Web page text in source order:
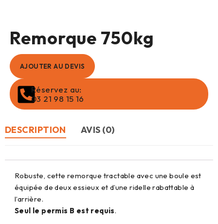
Remorque 750kg
AJOUTER AU DEVIS
Réservez au:
03 21 98 15 16
DESCRIPTION AVIS (0)
Robuste, cette remorque tractable avec une boule est
équipée de deux essieux et d’une ridelle rabattable à
l’arrière.
Seul le permis B est requis.